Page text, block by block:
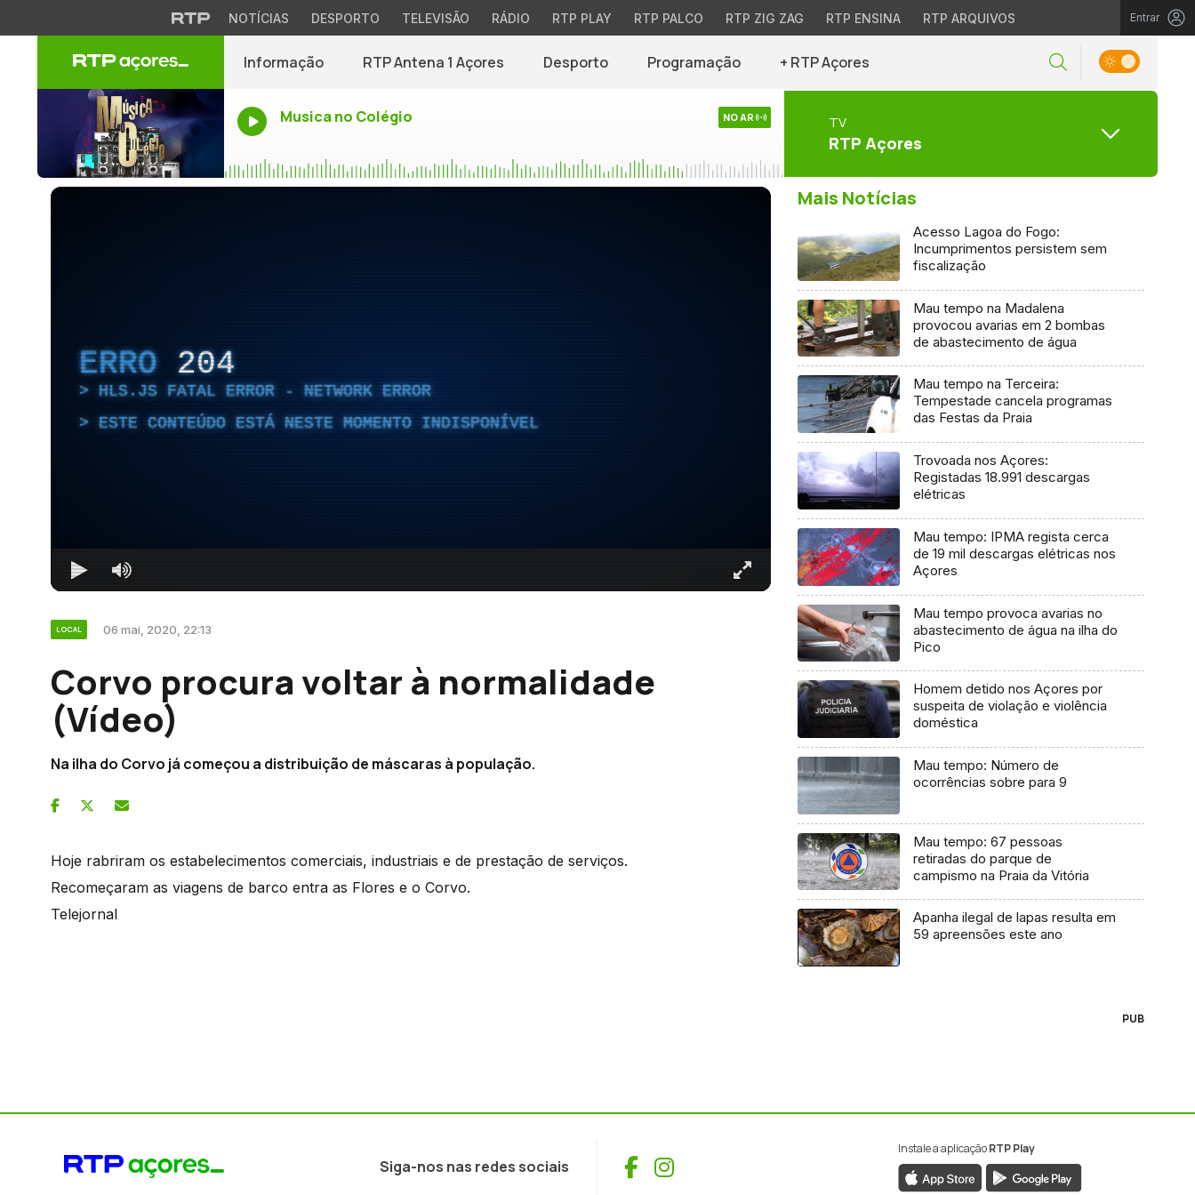
NOTÍCIAS DESPORTO TELEVISÃO RÁDIO RTP PLAY RTP PALCO RTP ZIG ZAG RTP ENSINA RTP ARQUIVOS Entrar
Informação RTP Antena 1 Açores Desporto Programação + RTP Açores
Musica no Colégio NO AR TV
RTP Açores
ERRO 204
HLS.JS FATAL ERROR - NETWORK ERROR
ESTE CONTEÚDO ESTÁ NESTE MOMENTO INDISPONÍVEL
LOCAL 06 mai, 2020, 22:13
Corvo procura voltar à normalidade
(Vídeo)
Na ilha do Corvo já começou a distribuição de máscaras à população.
Hoje rabriram os estabelecimentos comerciais, industriais e de prestação de serviços.
Recomeçaram as viagens de barco entra as Flores e o Corvo.
Telejornal
Mais Notícias
Acesso Lagoa do Fogo:
Incumprimentos persistem sem
fiscalização
Mau tempo na Madalena
provocou avarias em 2 bombas
de abastecimento de água
Mau tempo na Terceira:
Tempestade cancela programas
das Festas da Praia
Trovoada nos Açores:
Registadas 18.991 descargas
elétricas
Mau tempo: IPMA regista cerca
de 19 mil descargas elétricas nos
Açores
Mau tempo provoca avarias no
abastecimento de água na ilha do
Pico
Homem detido nos Açores por
suspeita de violação e violência
doméstica
Mau tempo: Número de
ocorrências sobre para 9
Mau tempo: 67 pessoas
retiradas do parque de
campismo na Praia da Vitória
Apanha ilegal de lapas resulta em
59 apreensões este ano
PUB
Siga-nos nas redes sociais Facebook
Instagram
Instale a aplicaçãoRTP Play